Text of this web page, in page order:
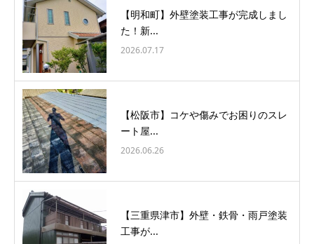
【明和町】外壁塗装工事が完成しまし
た！新...
2026.07.17
【松阪市】コケや傷みでお困りのスレ
ート屋...
2026.06.26
【三重県津市】外壁・鉄骨・雨戸塗装
工事が...